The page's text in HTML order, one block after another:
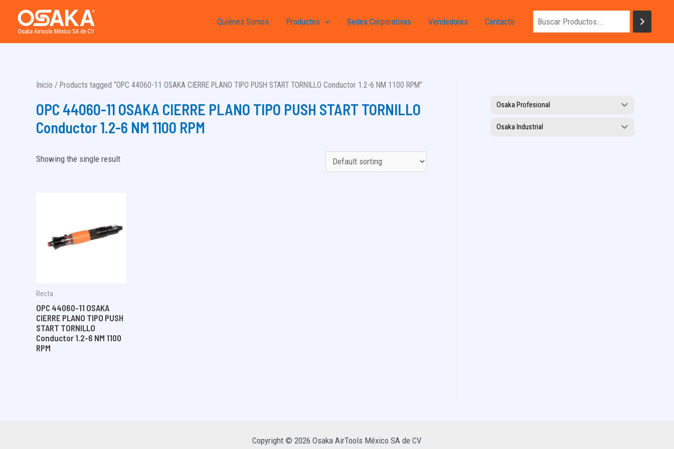
Quiénes Somos Productos Sedes Corporativas Vendedores Contacto
Inicio / Products tagged “OPC 44060-11 OSAKA CIERRE PLANO TIPO PUSH START TORNILLO Conductor 1.2-6 NM 1100 RPM”
OPC 44060-11 OSAKA CIERRE PLANO TIPO PUSH START TORNILLO
Conductor 1.2-6 NM 1100 RPM
Showing the single result
Recta
OPC 44060-11 OSAKA
CIERRE PLANO TIPO PUSH
START TORNILLO
Conductor 1.2-6 NM 1100
RPM
Osaka Profesional
Osaka Industrial
Copyright © 2026 Osaka AirTools México SA de CV